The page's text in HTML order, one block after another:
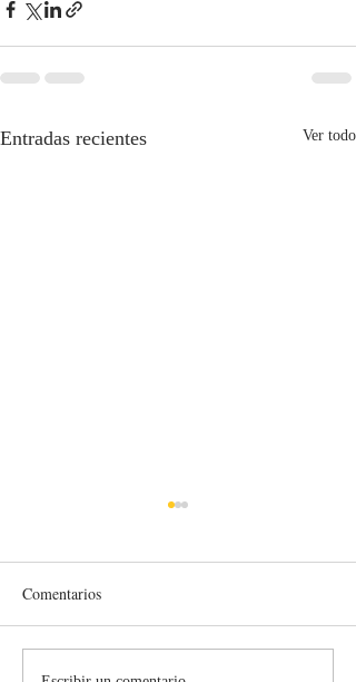
Entradas recientes Ver todo
Comentarios